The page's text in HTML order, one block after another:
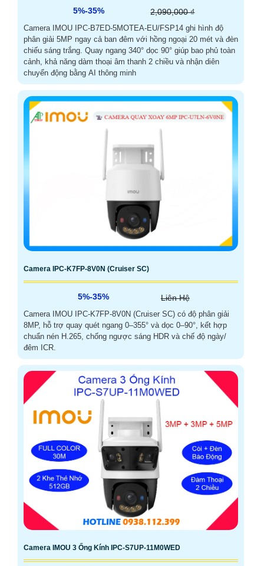
5%-35% 2,090,000 ₫
Camera IMOU IPC-B7ED-5MOTEA-EU/FSP14 ghi hình độ
phân giải 5MP ngay cả ban đêm với hồng ngoại 20 mét và đèn
chiếu sáng trắng. Quay ngang 340° dọc 90° giúp bao phủ toàn
cảnh, khả năng dàm thoại âm thanh 2 chiều và nhận diên
chuyển động bằng AI thông minh
Camera IPC-K7FP-8V0N (Cruiser SC)
5%-35% Liên Hệ
Camera IMOU IPC-K7FP-8V0N (Cruiser SC) có độ phân giải
8MP, hỗ trợ quay quét ngang 0–355° và dọc 0–90°, kết hợp
chuẩn nén H.265, chống ngược sáng HDR và chế độ ngày/
đêm ICR.
Camera IMOU 3 Ống Kính IPC-S7UP-11M0WED